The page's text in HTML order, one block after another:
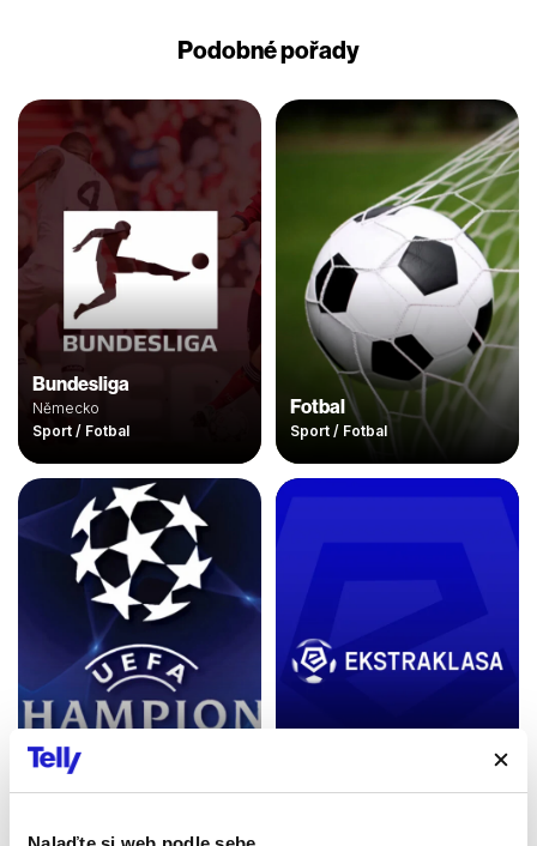
Podobné pořady
Bundesliga
Německo
Sport / Fotbal
Fotbal
Sport / Fotbal